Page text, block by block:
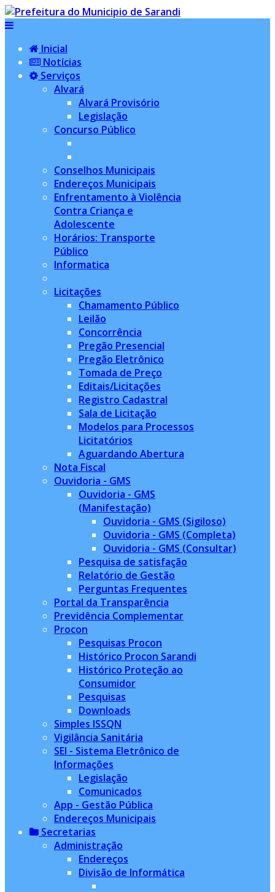
Inicial
Notícias
Serviços
Alvará
Alvará Provisório
Legislação
Concurso Público
Conselhos Municipais
Endereços Municipais
Enfrentamento à Violência
Contra Criança e
Adolescente
Horários: Transporte
Público
Informatica
Licitações
Chamamento Público
Leilão
Concorrência
Pregão Presencial
Pregão Eletrônico
Tomada de Preço
Editais/Licitações
Registro Cadastral
Sala de Licitação
Modelos para Processos
Licitatórios
Aguardando Abertura
Nota Fiscal
Ouvidoria - GMS
Ouvidoria - GMS
(Manifestação)
Ouvidoria - GMS (Sigiloso)
Ouvidoria - GMS (Completa)
Ouvidoria - GMS (Consultar)
Pesquisa de satisfação
Relatório de Gestão
Perguntas Frequentes
Portal da Transparência
Previdência Complementar
Procon
Pesquisas Procon
Histórico Procon Sarandi
Histórico Proteção ao
Consumidor
Pesquisas
Downloads
Simples ISSQN
Vigilância Sanitária
SEI - Sistema Eletrônico de
Informações
Legislação
Comunicados
App - Gestão Pública
Endereços Municipais
Secretarias
Administração
Endereços
Divisão de Informática